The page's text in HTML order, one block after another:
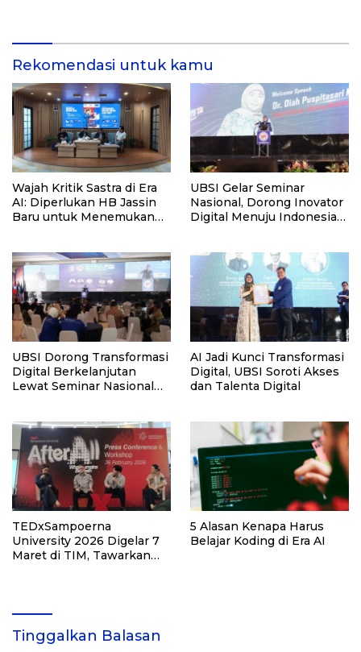
Rekomendasi untuk kamu
Wajah Kritik Sastra di Era
AI: Diperlukan HB Jassin
Baru untuk Menemukan
UBSI Gelar Seminar
Nasional, Dorong Inovator
Digital Menuju Indonesia
UBSI Dorong Transformasi
Digital Berkelanjutan
Lewat Seminar Nasional
AI Jadi Kunci Transformasi
Digital, UBSI Soroti Akses
dan Talenta Digital
TEDxSampoerna
University 2026 Digelar 7
Maret di TIM, Tawarkan
5 Alasan Kenapa Harus
Belajar Koding di Era AI
Tinggalkan Balasan